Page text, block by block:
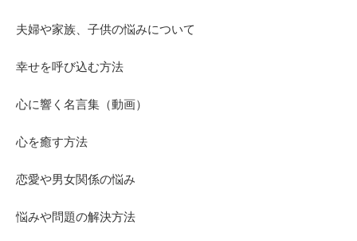
夫婦や家族、子供の悩みについて
幸せを呼び込む方法
心に響く名言集（動画）
心を癒す方法
恋愛や男女関係の悩み
悩みや問題の解決方法